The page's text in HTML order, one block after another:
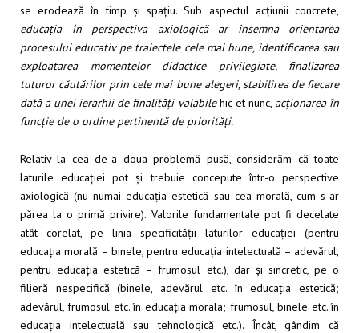
se erodează în timp și spațiu. Sub aspectul acțiunii concrete,
educația în perspectiva axiologică ar însemna orientarea
procesului educativ pe traiectele cele mai bune, identificarea sau
exploatarea momentelor didactice privilegiate, finalizarea
tuturor căutărilor prin cele mai bune alegeri, stabilirea de fiecare
dată a unei ierarhii de finalități valabilehic et nunc, acționarea în
funcție de o ordine pertinentă de priorități.
Relativ la cea de-a doua problemă pusă, considerăm că toate
laturile educației pot și trebuie concepute într-o perspective
axiologică (nu numai educația estetică sau cea morală, cum s-ar
părea la o primă privire). Valorile fundamentale pot fi decelate
atât corelat, pe linia specificității laturilor educației (pentru
educația morală – binele, pentru educația intelectuală – adevărul,
pentru educația estetică – frumosul etc.), dar și sincretic, pe o
filieră nespecifică (binele, adevărul etc. în educația estetică;
adevărul, frumosul etc. în educația morala; frumosul, binele etc. în
educația intelectuală sau tehnologică etc.). Încât, gândim că